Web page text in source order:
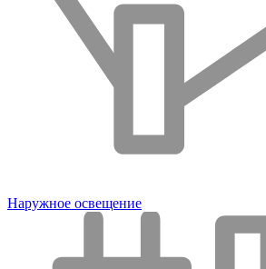
Наружное освещение